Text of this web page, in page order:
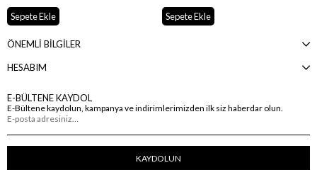
Sepete Ekle Sepete Ekle
ÖNEMLİ BİLGİLER
HESABIM
E-BÜLTENE KAYDOL
E-Bültene kaydolun, kampanya ve indirimlerimizden ilk siz haberdar olun.
KAYDOLUN